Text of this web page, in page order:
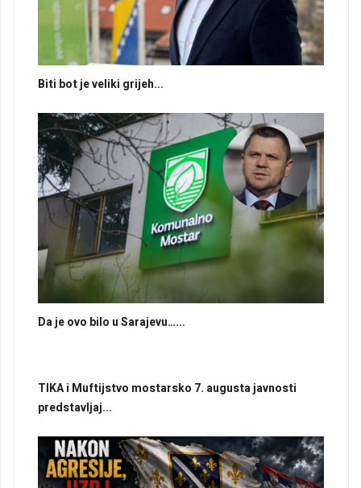
Biti bot je veliki grijeh...
Da je ovo bilo u Sarajevu…...
TIKA i Muftijstvo mostarsko 7. augusta javnosti
predstavljaj...